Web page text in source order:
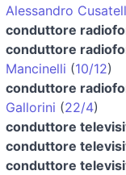
Alessandro
conduttore
conduttore
Mancinelli (10/12)
conduttore
Gallorini (22/4)
conduttore
conduttore
conduttore